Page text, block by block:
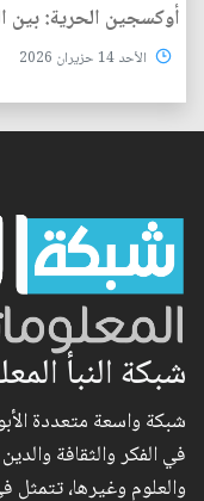
أوكسجين الحرية: بين
الأحد 14 حزيران 2026
شبكة النبأ
شبكة واسعة متعددة
في الفكر والثقافة
والعلوم وغيرها،